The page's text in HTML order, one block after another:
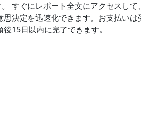
すぐにレポート全文にアクセスして
決定を迅速化できます。お支払いは
15日以内に完了できます。